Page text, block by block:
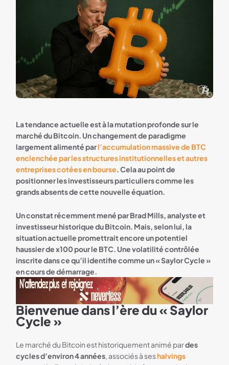
La tendance actuelle est à la mutation profonde sur le
marché du Bitcoin. Un changement de paradigme
largement alimenté parl’accumulation massive de BTC
enclenchée par les structures institutionnelles et autres
entreprises cotées en bourse. Cela au point de
positionner les investisseurs particuliers comme les
grands absents de cette nouvelle équation.
Un constat récemment mené par Brad Mills, analyste et
investisseur historique du Bitcoin. Mais, selon lui, la
situation actuelle promettrait encore un potentiel
haussier de x100 pour le BTC. Une volatilité contrôlée
inscrite dans ce qu’il identifie comme un « Saylor Cycle »
en cours de démarrage.
Bannière Neverless
Bienvenue dans l’ère du « Saylor
Cycle »
Le marché du Bitcoin est historiquement animé pardes
cycles d’environ 4 années , associés à seshalvings